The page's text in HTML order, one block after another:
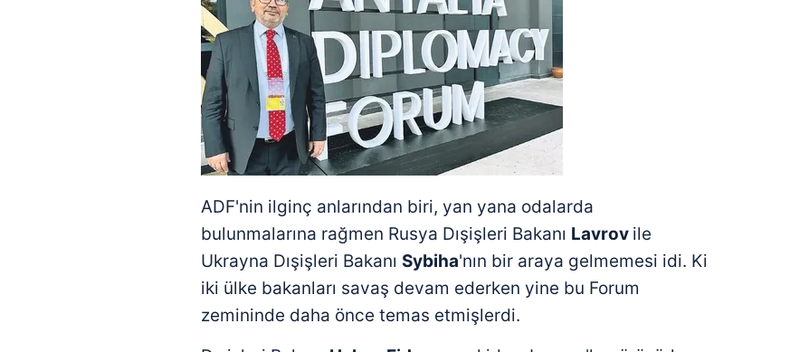
ADF'nin ilginç anlarından biri, yan yana odalarda
bulunmalarına rağmen Rusya Dışişleri Bakanı Lavrov ile
Ukrayna Dışişleri Bakanı Sybiha'nın bir araya gelmemesi idi. Ki
iki ülke bakanları savaş devam ederken yine bu Forum
zemininde daha önce temas etmişlerdi.